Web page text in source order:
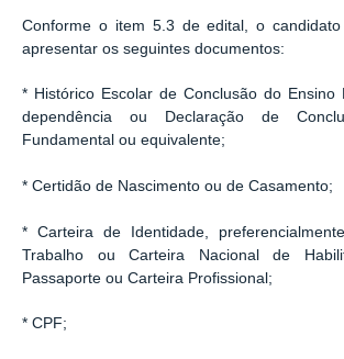
Conforme o item 5.3 de edital, o
apresentar os seguintes documentos:
* Histórico Escolar de Conclusão do Ensino
dependência ou Declaração de
Fundamental ou equivalente;
* Certidão de Nascimento ou de Casamento;
* Carteira de Identidade,
Trabalho ou Carteira Nacional de
Passaporte ou Carteira Profissional;
* CPF;